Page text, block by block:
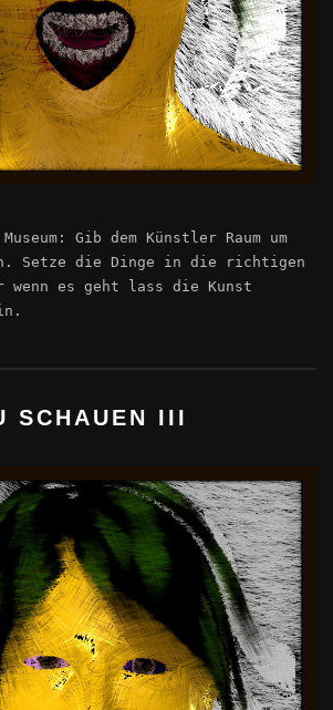
Gib dem Künstler Raum um
Setze die Dinge in die richtigen
wenn es geht lass die Kunst
SCHAUEN III